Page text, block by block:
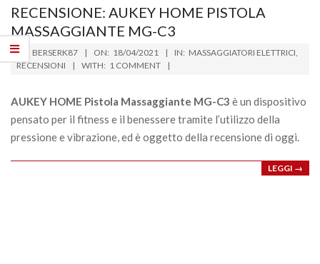
RECENSIONE: AUKEY HOME PISTOLA
MASSAGGIANTE MG-C3
2021-
04-
BY: BERSERK87 ON: 18/04/2021 IN: MASSAGGIATORI ELETTRICI
RECENSIONI
WITH: 1 COMMENT
AUKEY HOME Pistola Massaggiante MG-C3 è un dispositivo
pensato per il fitness e il benessere tramite l’utilizzo della
pressione e vibrazione, ed è oggetto della recensione di oggi.
LEGGI →